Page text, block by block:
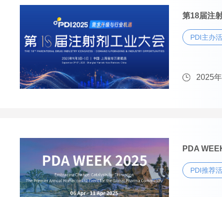
第18届注
PDI主办
2025
PDA
PDI推荐